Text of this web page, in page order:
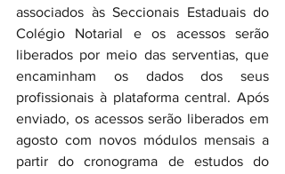
associados às Seccionais Estaduais do
Colégio Notarial e os acessos serão
liberados por meio das serventias, que
encaminham os dados dos seus
profissionais à plataforma central. Após
enviado, os acessos serão liberados em
agosto com novos módulos mensais a
partir do cronograma de estudos do